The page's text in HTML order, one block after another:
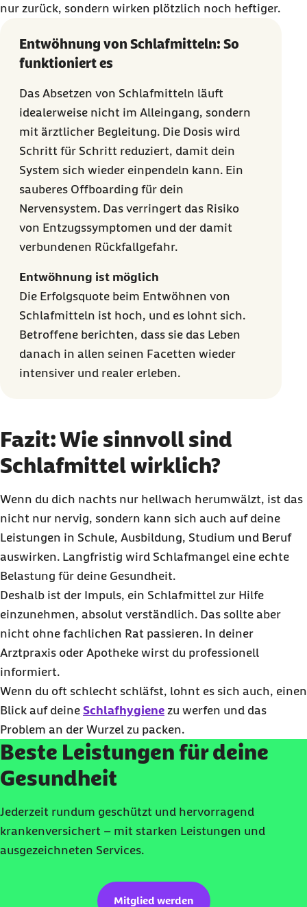
nur zurück, sondern wirken plötzlich noch heftiger.
Entwöhnung von Schlafmitteln: So
funktioniert es
Das Absetzen von Schlafmitteln läuft
idealerweise nicht im Alleingang, sondern
mit ärztlicher Begleitung. Die Dosis wird
Schritt für Schritt reduziert, damit dein
System sich wieder einpendeln kann. Ein
sauberes Offboarding für dein
Nervensystem. Das verringert das Risiko
von Entzugssymptomen und der damit
verbundenen Rückfallgefahr.
Entwöhnung ist möglich
Die Erfolgsquote beim Entwöhnen von
Schlafmitteln ist hoch, und es lohnt sich.
Betroffene berichten, dass sie das Leben
danach in allen seinen Facetten wieder
intensiver und realer erleben.
Fazit: Wie sinnvoll sind
Schlafmittel wirklich?
Wenn du dich nachts nur hellwach herumwälzt, ist das
nicht nur nervig, sondern kann sich auch auf deine
Leistungen in Schule, Ausbildung, Studium und Beruf
auswirken. Langfristig wird Schlafmangel eine echte
Belastung für deine Gesundheit.
Deshalb ist der Impuls, ein Schlafmittel zur Hilfe
einzunehmen, absolut verständlich. Das sollte aber
nicht ohne fachlichen Rat passieren. In deiner
Arztpraxis oder Apotheke wirst du professionell
informiert.
Wenn du oft schlecht schläfst, lohnt es sich auch, einen
Blick auf deine Schlafhygiene zu werfen und das
Problem an der Wurzel zu packen.
Beste Leistungen für deine
Gesundheit
Jederzeit rundum geschützt und hervorragend
krankenversichert – mit starken Leistungen und
ausgezeichneten Services.
Mitglied werden